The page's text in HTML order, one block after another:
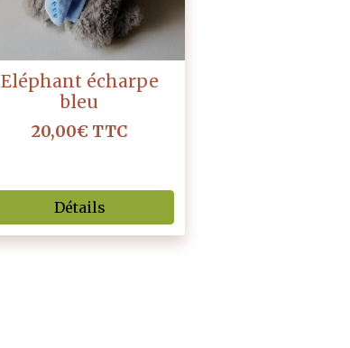
Eléphant écharpe
bleu
20,00€ TTC
Détails